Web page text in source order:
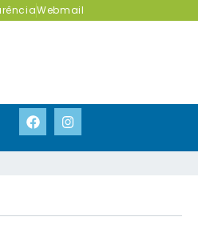
Webmail